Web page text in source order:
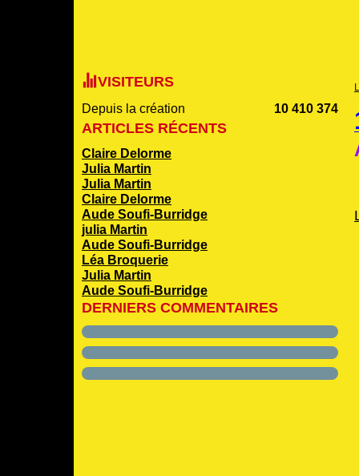
VISITEURS
Depuis la création 10 410 374
ARTICLES RÉCENTS
Claire Delorme
Julia Martin
Julia Martin
Claire Delorme
Aude Soufi-Burridge
julia Martin
Aude Soufi-Burridge
Léa Broquerie
Julia Martin
Aude Soufi-Burridge
DERNIERS COMMENTAIRES